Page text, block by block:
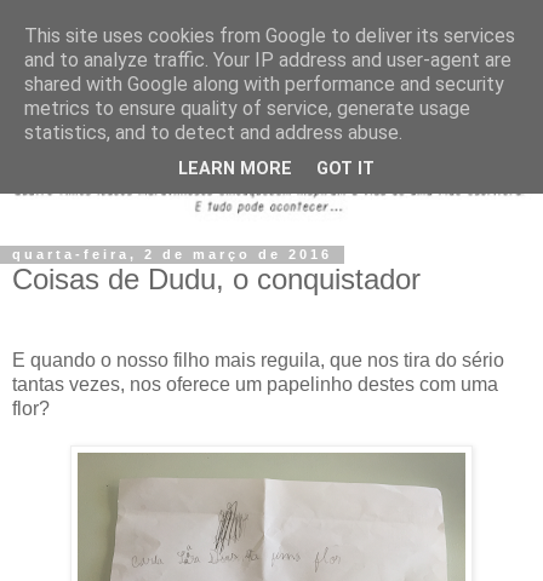
quarta-feira, 2 de março de 2016
Coisas de Dudu, o conquistador
E quando o nosso filho mais reguila, que nos tira do sério
tantas vezes, nos oferece um papelinho destes com uma
flor?
This site uses cookies from Google to deliver its services
and to analyze traffic. Your IP address and user-agent are
shared with Google along with performance and security
metrics to ensure quality of service, generate usage
statistics, and to detect and address abuse.
LEARN MORE GOT IT